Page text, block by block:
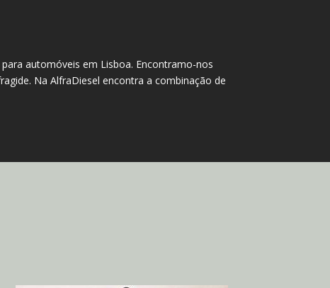
automóveis em Lisboa. Encontramo-nos
Na AlfraDiesel encontra a combinação de